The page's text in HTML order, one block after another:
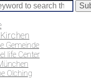
Gemeinde
life Center
Olching